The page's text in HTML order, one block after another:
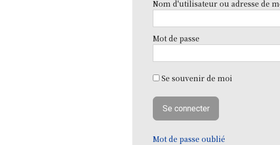
Nom d'utilisateur ou adresse de
Mot de passe
Se souvenir de moi
Mot de passe oublié